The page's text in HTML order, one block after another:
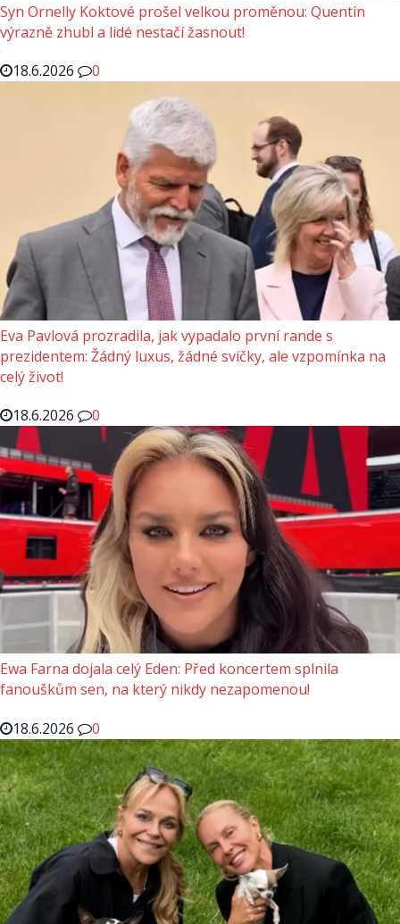
Syn Ornelly Koktové prošel velkou proměnou: Quentin
výrazně zhubl a lidé nestačí žasnout!
18.6.2026
0
Eva Pavlová prozradila, jak vypadalo první rande s
prezidentem: Žádný luxus, žádné svíčky, ale vzpomínka na
celý život!
18.6.2026
0
Ewa Farna dojala celý Eden: Před koncertem splnila
fanouškům sen, na který nikdy nezapomenou!
18.6.2026
0